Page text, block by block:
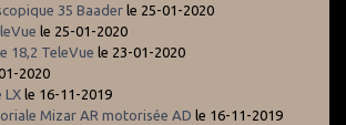
35 Baader le 25-01-2020
le 25-01-2020
18,2 TeleVue le 23-01-2020
2020
LX le 16-11-2019
Mizar AR motorisée AD le 16-11-2019